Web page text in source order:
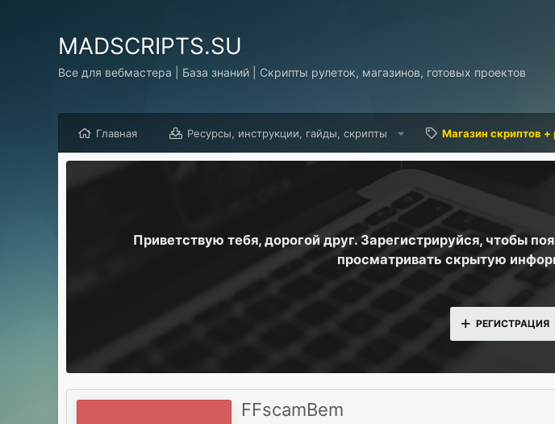
MADSCRIPTS.SU
Все для вебмастера | База знаний | Скрипты рулеток, магазинов, готовых проектов
Главная Ресурсы, инструкции, гайды, скрипты Магазин скриптов +
Приветствую тебя, дорогой друг. Зарегистрируйся, чтобы
просматривать скрытую
РЕГИСТРАЦИЯ
FFscamBem